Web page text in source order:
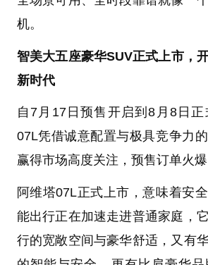
机。
智美大五座豪华SUV正式上市，
新时代
自7月17日预售开启到8月8日
07L凭借诚意配置与极具竞争力
赢得市场高度关注，预售订单火爆
阿维塔07L正式上市，意味着安
能出行正在加速走进普通家庭，
行的宽敞空间与豪华舒适，又有